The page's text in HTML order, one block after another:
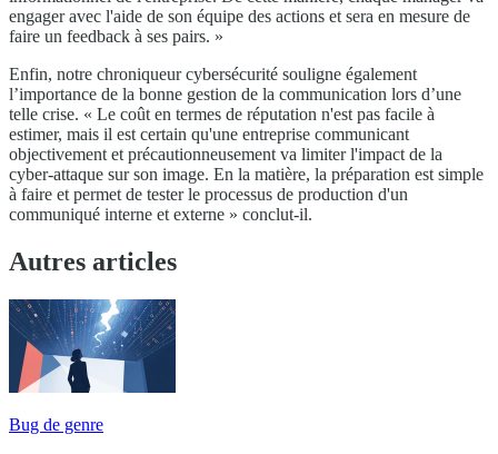
engager avec l'aide de son équipe des actions et sera en mesure de
faire un feedback à ses pairs. »
Enfin, notre chroniqueur cybersécurité souligne également
l’importance de la bonne gestion de la communication lors d’une
telle crise. « Le coût en termes de réputation n'est pas facile à
estimer, mais il est certain qu'une entreprise communicant
objectivement et précautionneusement va limiter l'impact de la
cyber-attaque sur son image. En la matière, la préparation est simple
à faire et permet de tester le processus de production d'un
communiqué interne et externe » conclut-il.
Autres articles
Bug de genre